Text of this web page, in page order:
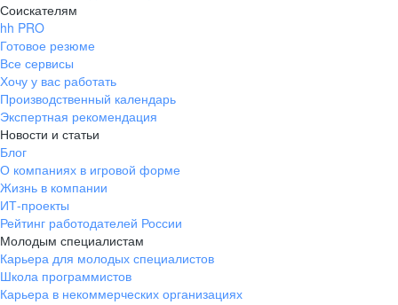
Соискателям
hh PRO
Готовое резюме
Все сервисы
Хочу у вас работать
Производственный календарь
Экспертная рекомендация
Новости и статьи
Блог
О компаниях в игровой форме
Жизнь в компании
ИТ-проекты
Рейтинг работодателей России
Молодым специалистам
Карьера для молодых специалистов
Школа программистов
Карьера в некоммерческих организациях